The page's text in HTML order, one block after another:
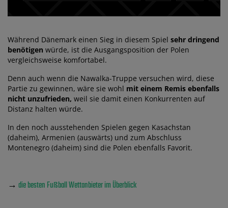
Während Dänemark einen Sieg in diesem Spiel sehr dringend
benötigen würde, ist die Ausgangsposition der Polen
vergleichsweise komfortabel.
Denn auch wenn die Nawalka-Truppe versuchen wird, diese
Partie zu gewinnen, wäre sie wohl mit einem Remis ebenfalls
nicht unzufrieden, weil sie damit einen Konkurrenten auf
Distanz halten würde.
In den noch ausstehenden Spielen gegen Kasachstan
(daheim), Armenien (auswärts) und zum Abschluss
Montenegro (daheim) sind die Polen ebenfalls Favorit.
→ die besten Fußball Wettanbieter im Überblick